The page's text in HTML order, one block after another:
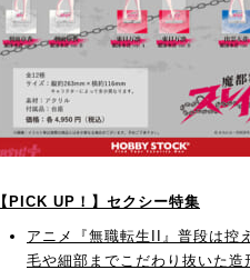
【PICK UP！】セクシー特集
アニメ『無職転生II』普段は控
毛や細部までこだわり抜いた